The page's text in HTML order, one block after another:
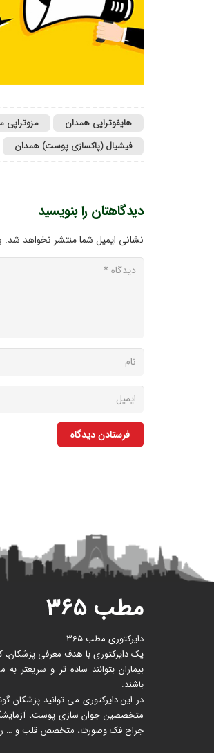
هایفوتراپی همدان مزوتراپی
فیشیال (پاکسازی پوست) همدان
دیدگاهتان را بنویسید
نشانی ایمیل شما منتشر نخواهد شد.
فرستادن دیدگاه
مطب ۳۶۵
دایرکتوری مطب 365
یک دایرکتوری با هدف معرفی
بیماران بتوانند ساده تر و
باشند.
در این دایرکتوری می توانید پزشکان
متخصصین جوان سازی پوست،
جراح فک وصورت، متخصص قلب و … را